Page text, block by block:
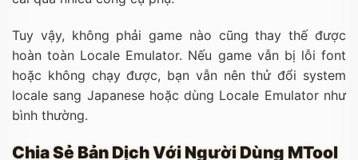
Tuy vậy, không phải game nào cũng thay thế được
hoàn toàn Locale Emulator. Nếu game vẫn bị lỗi font
hoặc không chạy được, bạn vẫn nên thử đổi system
locale sang Japanese hoặc dùng Locale Emulator như
bình thường.
Chia Sẻ Bản Dịch Với Người Dùng MTool